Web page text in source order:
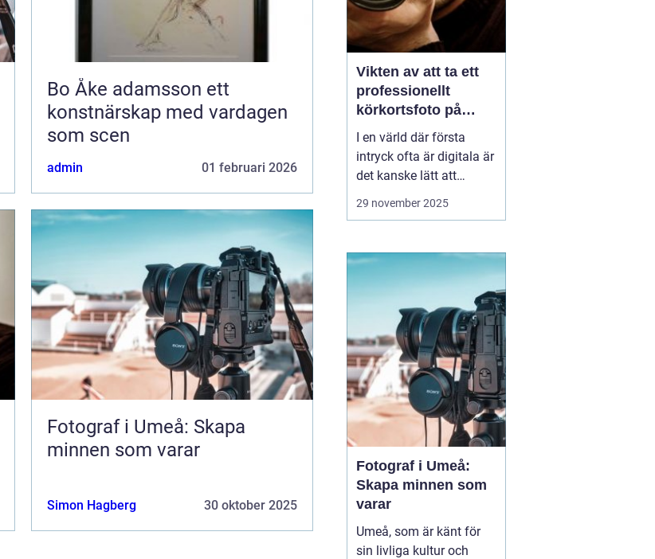
Bo Åke adamsson ett
konstnärskap med vardagen
som scen
admin 01 februari 2026
Fotograf i Umeå: Skapa
minnen som varar
Simon Hagberg 30 oktober 2025
Vikten av att ta ett
professionellt
körkortsfoto på
Östermalm
I en värld där första
intryck ofta är digitala är
det kanske lätt att
glömma bort vikten av
en viktig del av vår
identitet. Ett k&o...
29 november 2025
Fotograf i Umeå:
Skapa minnen som
varar
Umeå, som är känt för
sin livliga kultur och